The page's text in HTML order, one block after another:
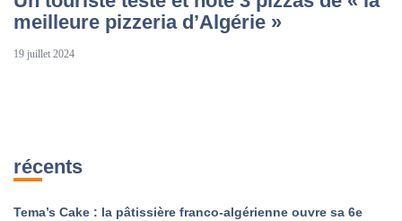
meilleure pizzeria d’Algérie »
19 juillet 2024
récents
Tema’s Cake : la pâtissière franco-algérienne ouvre sa 6e